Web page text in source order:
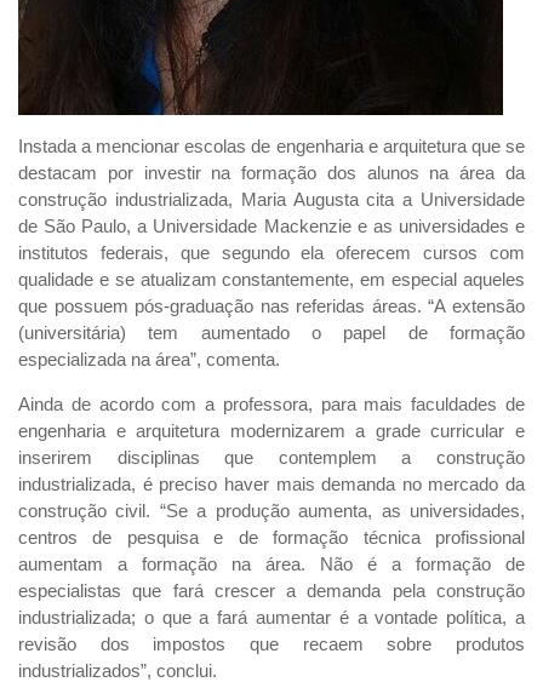
Instada a mencionar escolas de engenharia e arquitetura que se
destacam por investir na formação dos alunos na área da
construção industrializada, Maria Augusta cita a Universidade
de São Paulo, a Universidade Mackenzie e as universidades e
institutos federais, que segundo ela oferecem cursos com
qualidade e se atualizam constantemente, em especial aqueles
que possuem pós-graduação nas referidas áreas. “A extensão
(universitária) tem aumentado o papel de formação
especializada na área”, comenta.
Ainda de acordo com a professora, para mais faculdades de
engenharia e arquitetura modernizarem a grade curricular e
inserirem disciplinas que contemplem a construção
industrializada, é preciso haver mais demanda no mercado da
construção civil. “Se a produção aumenta, as universidades,
centros de pesquisa e de formação técnica profissional
aumentam a formação na área. Não é a formação de
especialistas que fará crescer a demanda pela construção
industrializada; o que a fará aumentar é a vontade política, a
revisão dos impostos que recaem sobre produtos
industrializados”, conclui.